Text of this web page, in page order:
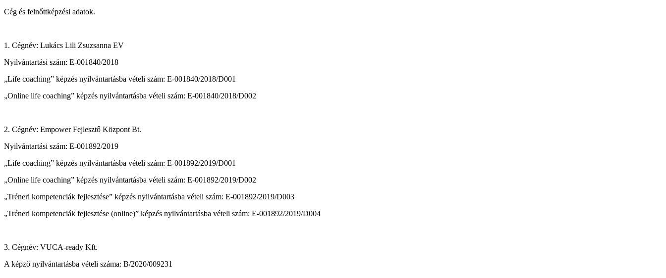
Cég és felnőttképzési adatok.
1. Cégnév: Lukács Lili Zsuzsanna EV
Nyilvántartási szám: E-001840/2018
„Life coaching” képzés nyilvántartásba vételi szám: E-001840/2018/D001
„Online life coaching” képzés nyilvántartásba vételi szám: E-001840/2018/D002
2. Cégnév: Empower Fejlesztő Központ Bt.
Nyilvántartási szám: E-001892/2019
„Life coaching” képzés nyilvántartásba vételi szám: E-001892/2019/D001
„Online life coaching” képzés nyilvántartásba vételi szám: E-001892/2019/D002
„Tréneri kompetenciák fejlesztése” képzés nyilvántartásba vételi szám: E-001892/2019/D003
„Tréneri kompetenciák fejlesztése (online)” képzés nyilvántartásba vételi szám: E-001892/2019/D004
3. Cégnév: VUCA-ready Kft.
A képző nyilvántartásba vételi száma: B/2020/009231